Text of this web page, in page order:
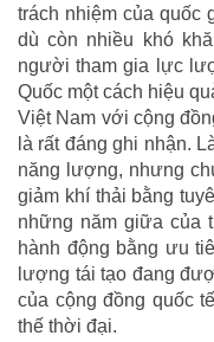
trách nhiệm của quốc
dù còn nhiều khó
người tham gia lực
Quốc một cách hiệu
Việt Nam với cộng
là rất đáng ghi nhận.
năng lượng, nhưng
giảm khí thải bằng
những năm giữa của
hành động bằng ưu
lượng tái tạo đang
của cộng đồng quốc
thế thời đại.